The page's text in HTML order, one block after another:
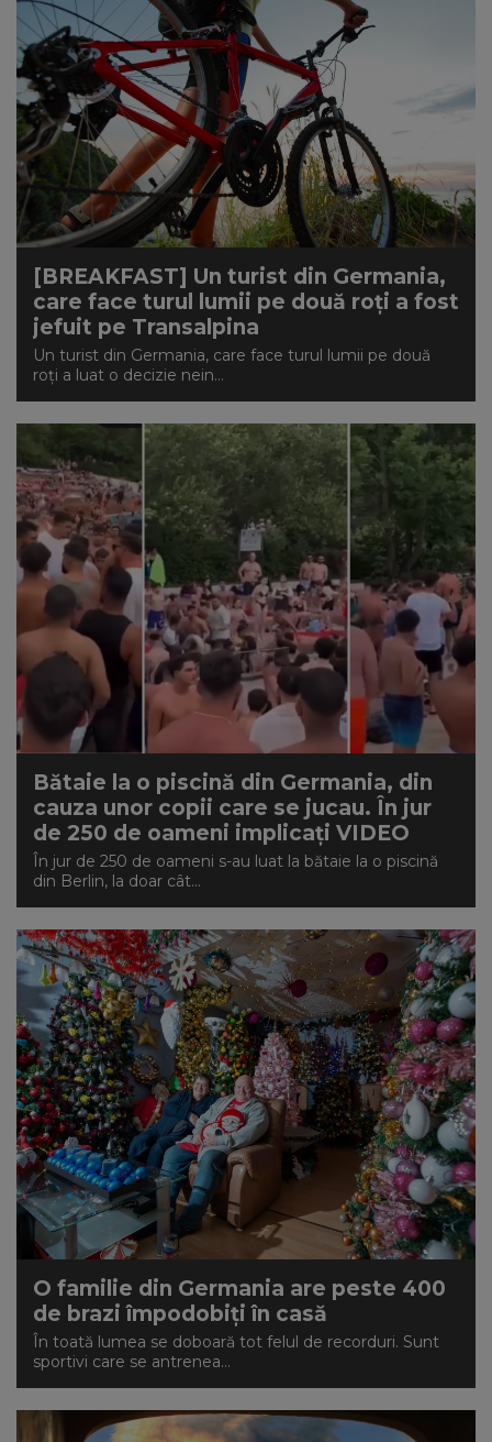
[BREAKFAST] Un turist din Germania,
care face turul lumii pe două roți a fost
jefuit pe Transalpina
Un turist din Germania, care face turul lumii pe două
roți a luat o decizie nein...
Bătaie la o piscină din Germania, din
cauza unor copii care se jucau. În jur
de 250 de oameni implicați VIDEO
În jur de 250 de oameni s-au luat la bătaie la o piscină
din Berlin, la doar cât...
O familie din Germania are peste 400
de brazi împodobiți în casă
În toată lumea se doboară tot felul de recorduri. Sunt
sportivi care se antrenea...